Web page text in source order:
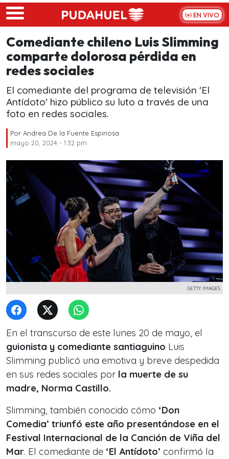
Skip to main content
EN VIVO
Comediante chileno Luis Slimming
comparte dolorosa pérdida en
redes sociales
El comediante del programa de televisión 'El
Antídoto' hizo público su luto a través de una
foto en redes sociales.
Por Andrea De la Fuente Espinosa
mayo 20, 2024 - 1:32 pm
GETTY IMAGES
En el transcurso de este lunes 20 de mayo, el
guionista y comediante santiaguino Luis
Slimming publicó una emotiva y breve despedida
en sus redes sociales por la muerte de su
madre, Norma Castillo.
Slimming, también conocido cómo ‘Don
Comedia’ triunfó este año presentándose en el
Festival Internacional de la Canción de Viña del
Mar. El comediante de ‘El Antídoto’ confirmó la